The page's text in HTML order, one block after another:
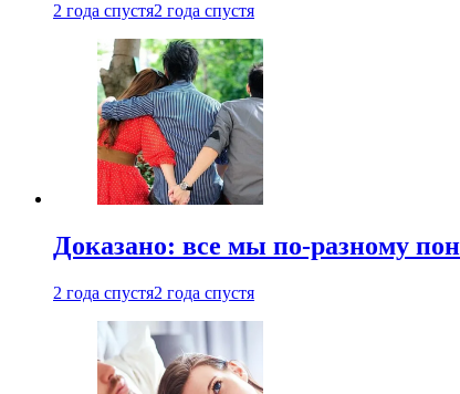
2 года спустя2 года спустя
Доказано: все мы по-разному
2 года спустя2 года спустя